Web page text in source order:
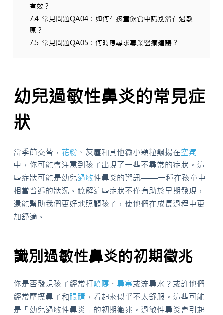
有效？
7.4 常見問題QA04：如何在孩童飲食中識別潛在過敏
原？
7.5 常見問題QA05：何時應尋求專業醫療建議？
幼兒過敏性鼻炎的常見症
狀
當季節交替， 花粉 、灰塵和其他微小顆粒飄揚在空氣
中，你可能會注意到孩子出現了一些不尋常的症狀。這
些症狀可能是幼兒過敏性鼻炎的警訊——一種在孩童中
相當普遍的狀況。瞭解這些症狀不僅有助於早期發現，
還能幫助我們更好地照顧孩子，使他們在成長過程中更
加舒適。
識別過敏性鼻炎的初期徵兆
你是否發現孩子經常打噴嚏 、 鼻塞或流鼻水？或許他們
經常摩擦鼻子和眼睛 ，看起來似乎不太舒服。這些可能
是「幼兒過敏性鼻炎」的初期徵兆。過敏性鼻炎會引起